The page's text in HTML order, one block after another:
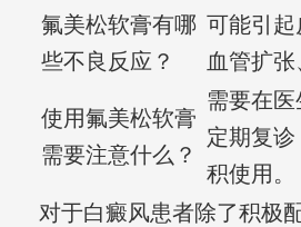
氟美松软膏有哪
些不良反应？
可能引起
血管扩张
使用氟美松软膏
需要注意什么？
需要在医
定期复
积使用。
对于白癜风患者除了积极